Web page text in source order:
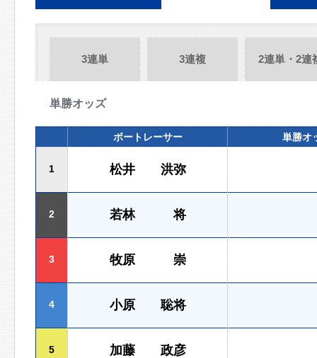
3連単 3連複 2連単・2連
単勝オッズ
ボートレーサー 単勝オ
1 松井 洪弥
2 若林 将
3 牧原 崇
4 小原 聡将
5 加藤 政彦